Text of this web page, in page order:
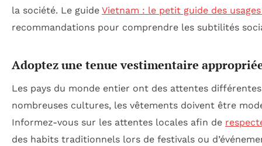
la société. Le guide Vietnam : le petit guide des
recommandations pour comprendre les subtilités
Adoptez une tenue vestimentaire
Les pays du monde entier ont des attentes
nombreuses cultures, les vêtements doivent être
Informez-vous sur les attentes locales afin de
des habits traditionnels lors de festivals ou